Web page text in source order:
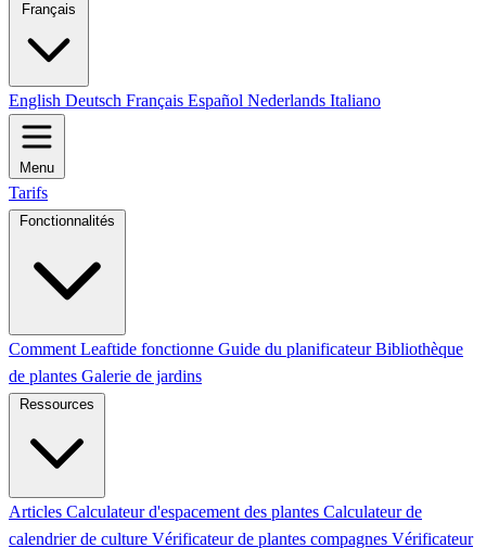
Français
English Deutsch Français Español Nederlands Italiano
Menu
Tarifs
Fonctionnalités
Comment Leaftide fonctionne Guide du planificateurBibliothèque
de plantes Galerie de jardins
Ressources
Articles Calculateur d'espacement des plantes Calculateur de
calendrier de culture Vérificateur de plantes compagnes Vérificateur